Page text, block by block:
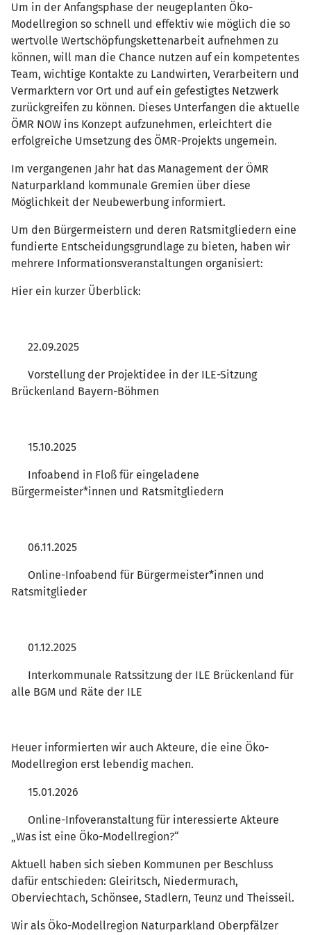
Um in der Anfangsphase der neugeplanten Öko-
Modellregion so schnell und effektiv wie möglich die so
wertvolle Wertschöpfungskettenarbeit aufnehmen zu
können, will man die Chance nutzen auf ein kompetentes
Team, wichtige Kontakte zu Landwirten, Verarbeitern und
Vermarktern vor Ort und auf ein gefestigtes Netzwerk
zurückgreifen zu können. Dieses Unterfangen die aktuelle
ÖMR NOW ins Konzept aufzunehmen, erleichtert die
erfolgreiche Umsetzung des ÖMR-Projekts ungemein.
Im vergangenen Jahr hat das Management der ÖMR
Naturparkland kommunale Gremien über diese
Möglichkeit der Neubewerbung informiert.
Um den Bürgermeistern und deren Ratsmitgliedern eine
fundierte Entscheidungsgrundlage zu bieten, haben wir
mehrere Informationsveranstaltungen organisiert:
Hier ein kurzer Überblick:
22.09.2025
Vorstellung der Projektidee in der ILE-Sitzung
Brückenland Bayern-Böhmen
15.10.2025
Infoabend in Floß für eingeladene
Bürgermeister*innen und Ratsmitgliedern
06.11.2025
Online-Infoabend für Bürgermeister*innen und
Ratsmitglieder
01.12.2025
Interkommunale Ratssitzung der ILE Brückenland für
alle BGM und Räte der ILE
Heuer informierten wir auch Akteure, die eine Öko-
Modellregion erst lebendig machen.
15.01.2026
Online-Infoveranstaltung für interessierte Akteure
„Was ist eine Öko-Modellregion?“
Aktuell haben sich sieben Kommunen per Beschluss
dafür entschieden: Gleiritsch, Niedermurach,
Oberviechtach, Schönsee, Stadlern, Teunz und Theisseil.
Wir als Öko-Modellregion Naturparkland Oberpfälzer